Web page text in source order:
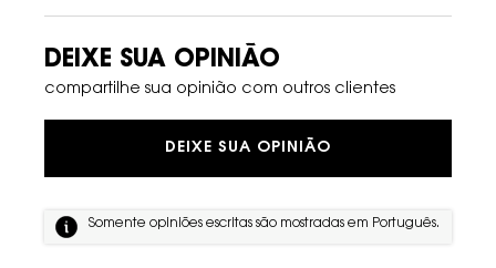
DEIXE SUA OPINIÃO
compartilhe sua opinião com outros clientes
DEIXE SUA OPINIÃO
Somente opiniões escritas são mostradas em Português.